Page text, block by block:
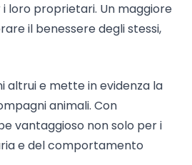
loro proprietari. Un maggiore
il benessere degli stessi,
e mette in evidenza la
animali. Con
vantaggioso non solo per i
e del comportamento